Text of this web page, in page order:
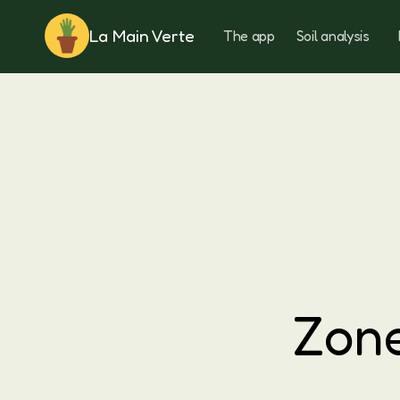
La Main Verte The app Soil analysis
Rotation